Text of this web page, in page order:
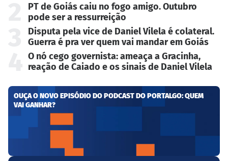
PT de Goiás caiu no fogo amigo. Outubro
pode ser a ressurreição
Disputa pela vice de Daniel Vilela é colateral.
Guerra é pra ver quem vai mandar em Goiás
O nó cego governista: ameaça a Gracinha,
reação de Caiado e os sinais de Daniel Vilela
OUÇA O NOVO EPISÓDIO DO PODCAST DO PORTALGO: QUEM
VAI GANHAR?